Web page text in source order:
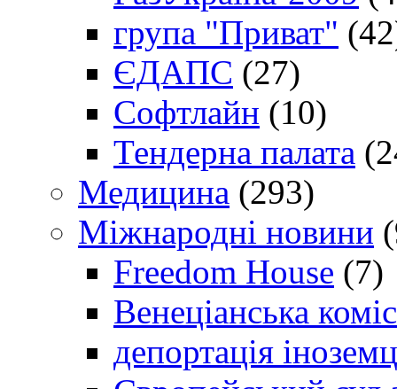
група "Приват"
ЄДАПС (27)
Софтлайн (10)
Тендерна палата
Медицина (293)
Міжнародні новини
Freedom House (7)
Венеціанська
депортація